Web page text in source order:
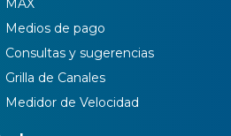
MAX
Medios de pago
Consultas y sugerencias
Grilla de Canales
Medidor de Velocidad